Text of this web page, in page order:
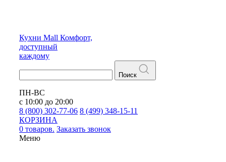
Кухни Mall Комфорт,
доступный
каждому
Поиск
ПН-ВС
с 10:00 до 20:00
8 (800) 302-77-06 8 (499) 348-15-11
КОРЗИНА
0 товаров. Заказать звонок
Меню